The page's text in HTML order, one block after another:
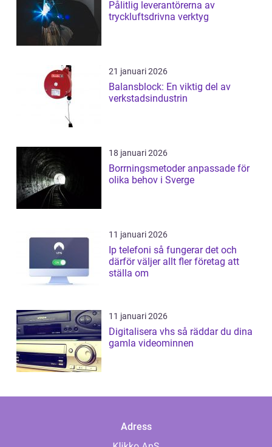
Pålitlig leverantörerna av
tryckluftsdrivna verktyg
21 januari 2026
Balansblock: En viktig del av
verkstadsindustrin
18 januari 2026
Borrningsmetoder anpassade för
olika behov i Sverge
11 januari 2026
Ip telefoni så fungerar det och
därför väljer allt fler företag att
ställa om
11 januari 2026
Digitalisera vhs så räddar du dina
gamla videominnen
Adress